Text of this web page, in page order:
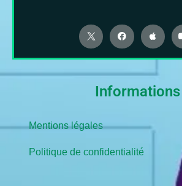
Informations
Mentions légales
Politique de confidentialité